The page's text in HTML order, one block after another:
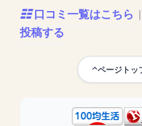
口コミ一覧はこちら
投稿する
ページトッ